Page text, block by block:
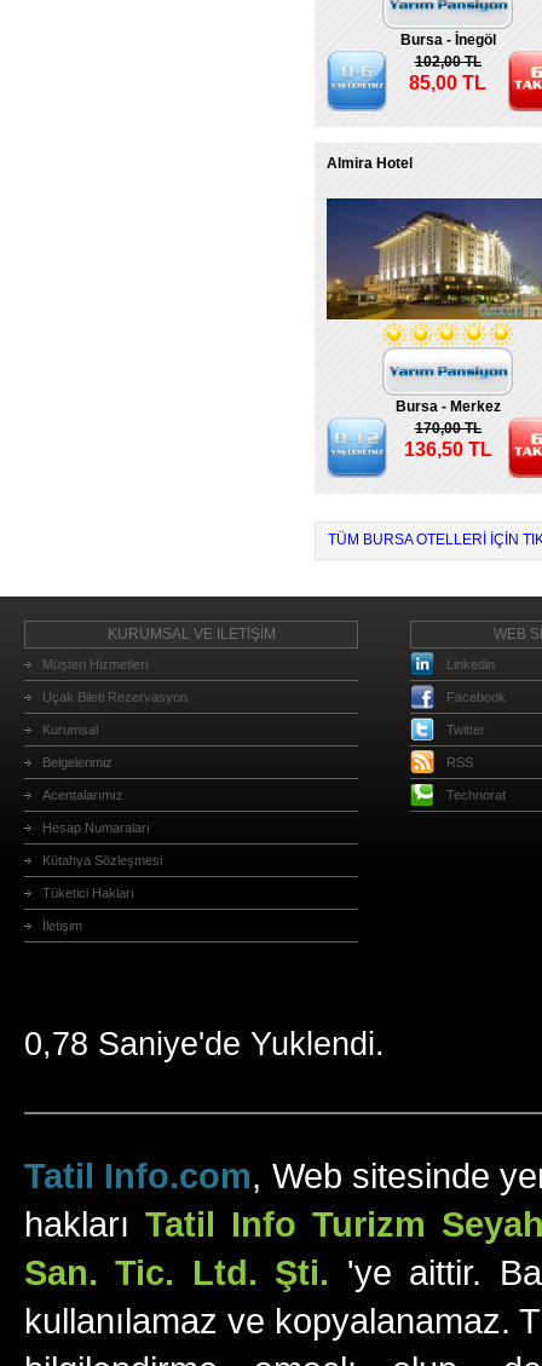
Bursa - İnegöl
102,00 TL
85,00 TL
Almira Hotel
Bursa - Merkez
170,00 TL
136,50 TL
TÜM BURSA OTELLERI IÇIN
KURUMSAL VE İLETİŞİM
Müşteri Hizmetleri
Uçak Bileti Rezervasyon
Kurumsal
Belgelerimiz
Acentalarımız
Hesap Numaraları
Kütahya Sözleşmesi
Tüketici Hakları
İletişim
WEB
Linkedin
Facebook
Twitter
RSS
Technorat
0,78 Saniye'de Yuklendi.
Tatil Info.com, Web sitesinde
hakları Tatil Info Turizm
San. Tic. Ltd. Şti. 'ye aittir.
kullanılamaz ve kopyalanamaz.